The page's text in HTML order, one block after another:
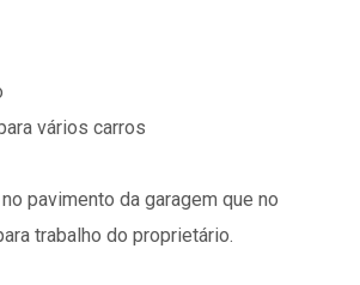
vários carros
pavimento da garagem que no
trabalho do proprietário.